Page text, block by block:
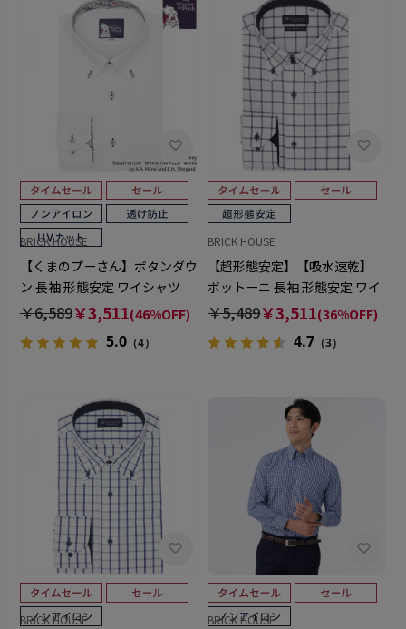
BRICK HOUSE
【くまのプーさん】ボタンダウ
ン 長袖 形態安定 ワイシャツ
【透け防止】
￥6,589￥3,511(46%OFF)
5.0（4）
BRICK HOUSE
【超形態安定】【吸水速乾】
ボットーニ 長袖 形態安定 ワイ
シャツ
￥5,489￥3,511(36%OFF)
4.7 （3）
BRICK HOUSE BRICK HOUSE